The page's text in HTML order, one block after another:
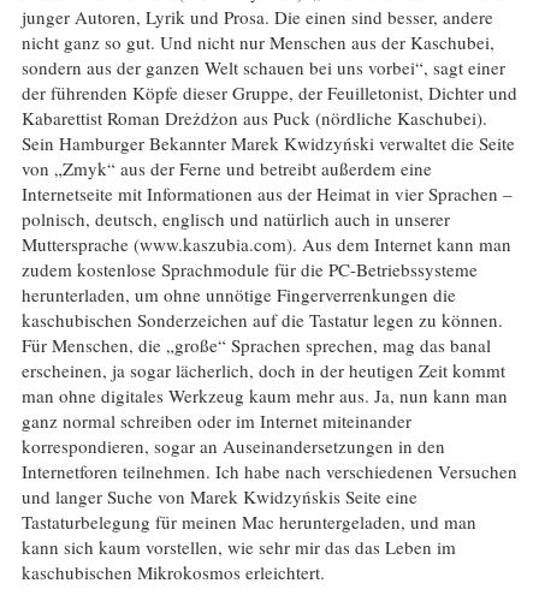
junger Autoren, Lyrik und Prosa. Die einen sind besser, andere
nicht ganz so gut. Und nicht nur Menschen aus der Kaschubei,
sondern aus der ganzen Welt schauen bei uns vorbei“, sagt einer
der führenden Köpfe dieser Gruppe, der Feuilletonist, Dichter und
Kabarettist Roman Dreżdżon aus Puck (nördliche Kaschubei).
Sein Hamburger Bekannter Marek Kwidzyński verwaltet die Seite
von „Zmyk“ aus der Ferne und betreibt außerdem eine
Internetseite mit Informationen aus der Heimat in vier Sprachen –
polnisch, deutsch, englisch und natürlich auch in unserer
Muttersprache (www.kaszubia.com). Aus dem Internet kann man
zudem kostenlose Sprachmodule für die PC-Betriebssysteme
herunterladen, um ohne unnötige Fingerverrenkungen die
kaschubischen Sonderzeichen auf die Tastatur legen zu können.
Für Menschen, die „große“ Sprachen sprechen, mag das banal
erscheinen, ja sogar lächerlich, doch in der heutigen Zeit kommt
man ohne digitales Werkzeug kaum mehr aus. Ja, nun kann man
ganz normal schreiben oder im Internet miteinander
korrespondieren, sogar an Auseinandersetzungen in den
Internetforen teilnehmen. Ich habe nach verschiedenen Versuchen
und langer Suche von Marek Kwidzyńskis Seite eine
Tastaturbelegung für meinen Mac heruntergeladen, und man
kann sich kaum vorstellen, wie sehr mir das das Leben im
kaschubischen Mikrokosmos erleichtert.